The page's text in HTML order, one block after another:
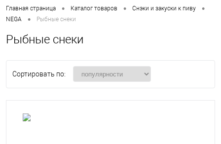
Главная страница • Каталог товаров • Снэки и закуски к пиву •
NEGA • Рыбные снеки
Рыбные снеки
Сортировать по: